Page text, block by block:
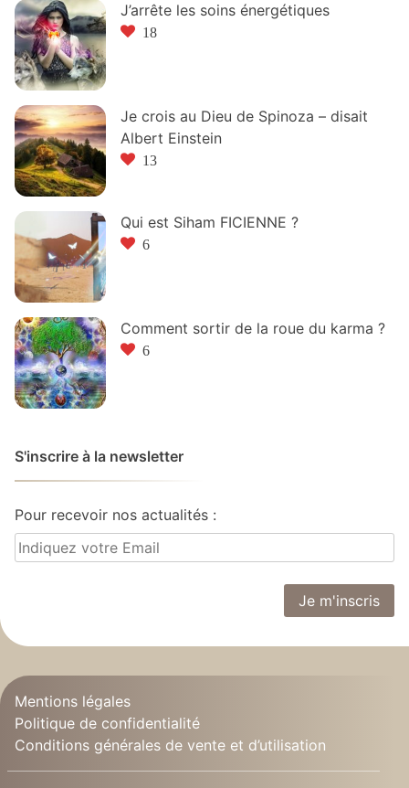
J’arrête les soins énergétiques
18
Je crois au Dieu de Spinoza – disait
Albert Einstein
13
Qui est Siham FICIENNE ?
6
Comment sortir de la roue du karma ?
6
S'inscrire à la newsletter
Pour recevoir nos actualités :
Mentions légales
Politique de confidentialité
Conditions générales de vente et d’utilisation